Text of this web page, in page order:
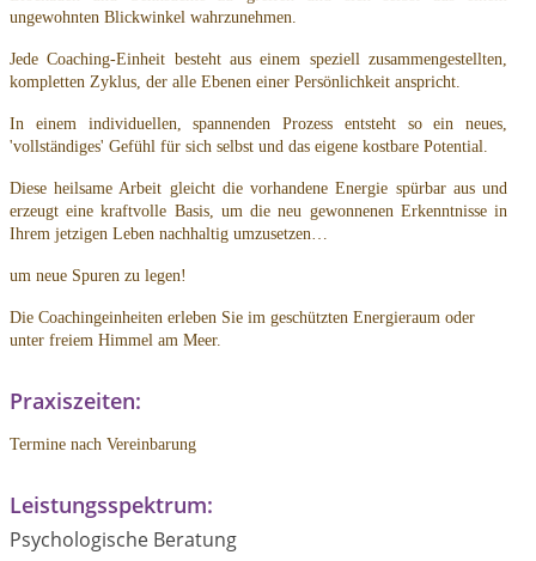
ungewohnten Blickwinkel wahrzunehmen.
Jede Coaching-Einheit besteht aus einem speziell zusammengestellten,
kompletten Zyklus, der alle Ebenen einer Persönlichkeit anspricht.
In einem individuellen, spannenden Prozess entsteht so ein neues,
'vollständiges' Gefühl für sich selbst und das eigene kostbare Potential.
Diese heilsame Arbeit gleicht die vorhandene Energie spürbar aus und
erzeugt eine kraftvolle Basis, um die neu gewonnenen Erkenntnisse in
Ihrem jetzigen Leben nachhaltig umzusetzen…
um neue Spuren zu legen!
Die Coachingeinheiten erleben Sie im geschützten Energieraum oder
unter freiem Himmel am Meer.
Praxiszeiten:
Termine nach Vereinbarung
Leistungsspektrum:
Psychologische Beratung